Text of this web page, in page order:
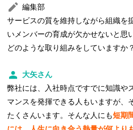
編集部
サービスの質を維持しながら組織を
いメンバーの育成が欠かせないと思
どのような取り組みをしていますか？
大矢さん
弊社には、入社時点ですでに知識や
マンスを発揮できる人もいますが、
たくさんいます。そんな人にも短期